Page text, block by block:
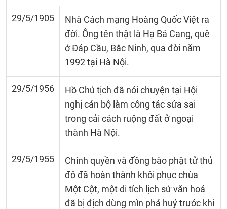
29/5/1905
Nhà Cách mạng Hoàng Quốc Việt ra
đời. Ông tên thật là Hạ Bá Cang, quê
ở Đáp Cầu, Bắc Ninh, qua đời nǎm
1992 tại Hà Nội.
29/5/1956
Hồ Chủ tịch đã nói chuyện tại Hội
nghị cán bộ làm công tác sửa sai
trong cải cách ruộng đất ở ngoại
thành Hà Nội.
29/5/1955
Chính quyền và đồng bào phật tử thủ
đô đã hoàn thành khôi phục chùa
Một Cột, một di tích lịch sử vǎn hoá
đã bị địch dùng mìn phá huỷ trước khi